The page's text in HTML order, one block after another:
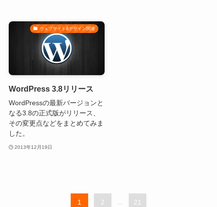
ウェブサイト&デザイン関連
WordPress 3.8リリース
WordPressの最新バージョンと
なる3.8の正式版がリリース、
その変更点などをまとめてみま
した。
2013年12月19日
1 2 ... 21